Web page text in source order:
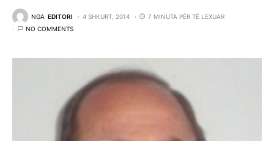
NGA EDITORI 4 SHKURT, 2014
7 MINUTA PËR TË LEXUAR
NO COMMENTS